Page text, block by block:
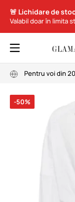
🚨 Lichidare de
Valabil doar în limita
Pentru voi din
-50%